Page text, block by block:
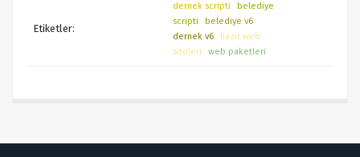
Etiketler:
dernek scripti
belediye
scripti
belediye v6
dernek v6
hazır web
siteleri
web paketleri